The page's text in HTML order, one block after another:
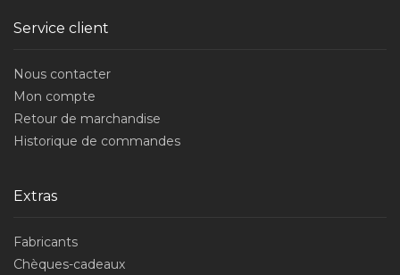
Service client
Nous contacter
Mon compte
Retour de marchandise
Historique de commandes
Extras
Fabricants
Chèques-cadeaux